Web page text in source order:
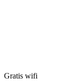
Gratis wifi